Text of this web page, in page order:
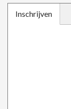
Inschrijven